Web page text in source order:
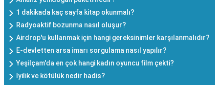
1 dakikada kaç sayfa kitap okunmalı?
Radyoaktif bozunma nasıl oluşur?
Airdrop'u kullanmak için hangi gereksinimler karşılanmalıdır?
E-devletten arsa imarı sorgulama nasıl yapılır?
Yeşilçam'da en çok hangi kadın oyuncu film çekti?
Iyilik ve kötülük nedir hadis?